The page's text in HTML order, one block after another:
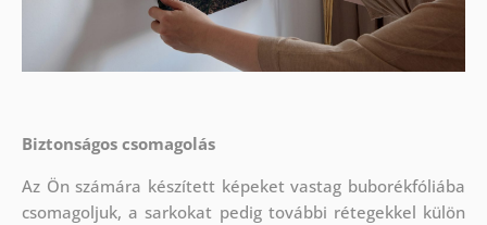
Biztonságos csomagolás
Az Ön számára készített képeket vastag buborékfóliába
csomagoljuk, a sarkokat pedig további rétegekkel külön